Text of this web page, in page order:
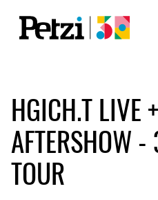
HGICH.T LIVE
AFTERSHOW
TOUR